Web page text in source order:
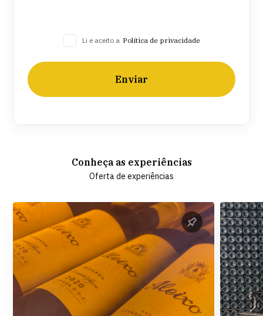
Li e aceito a Política de privacidade
Enviar
Conheça as experiências
Oferta de experiências